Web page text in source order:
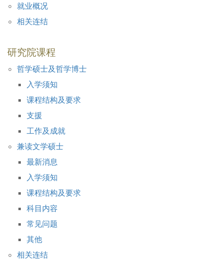
就业概况
相关连结
研究院课程
哲学硕士及哲学博士
入学须知
课程结构及要求
支援
工作及成就
兼读文学硕士
最新消息
入学须知
课程结构及要求
科目内容
常见问题
其他
相关连结